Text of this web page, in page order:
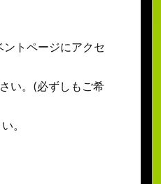
トページにアクセ
い。(必ずしもご希
。